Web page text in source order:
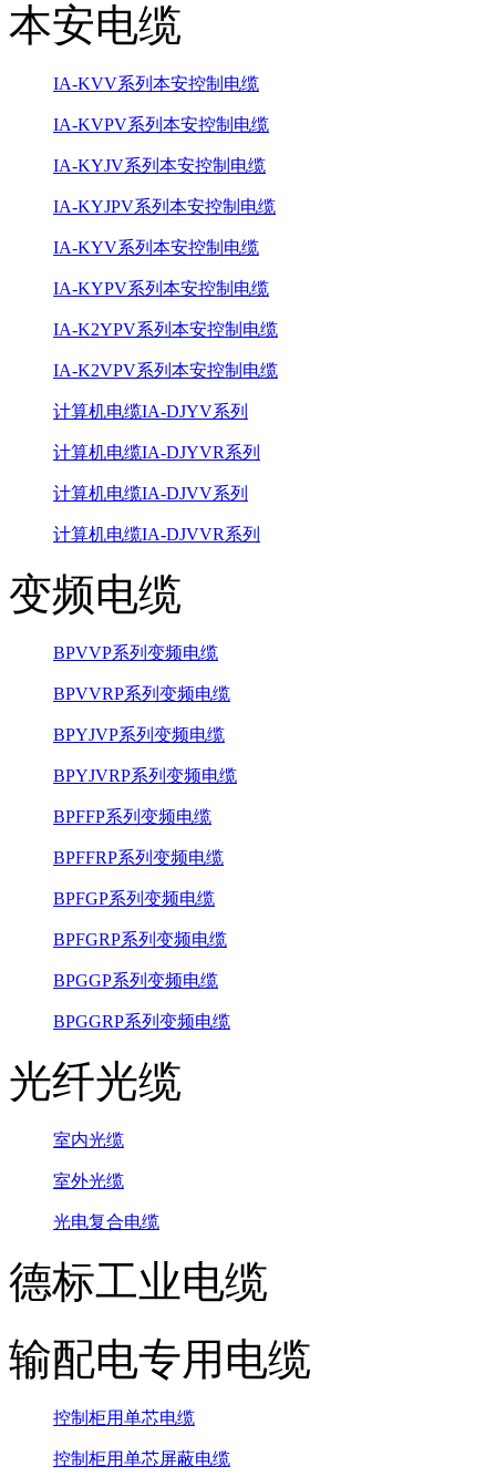
本安电缆
IA-KVV系列本安控制电缆
IA-KVPV系列本安控制电缆
IA-KYJV系列本安控制电缆
IA-KYJPV系列本安控制电缆
IA-KYV系列本安控制电缆
IA-KYPV系列本安控制电缆
IA-K2YPV系列本安控制电缆
IA-K2VPV系列本安控制电缆
计算机电缆IA-DJYV系列
计算机电缆IA-DJYVR系列
计算机电缆IA-DJVV系列
计算机电缆IA-DJVVR系列
变频电缆
BPVVP系列变频电缆
BPVVRP系列变频电缆
BPYJVP系列变频电缆
BPYJVRP系列变频电缆
BPFFP系列变频电缆
BPFFRP系列变频电缆
BPFGP系列变频电缆
BPFGRP系列变频电缆
BPGGP系列变频电缆
BPGGRP系列变频电缆
光纤光缆
室内光缆
室外光缆
光电复合电缆
德标工业电缆
输配电专用电缆
控制柜用单芯电缆
控制柜用单芯屏蔽电缆